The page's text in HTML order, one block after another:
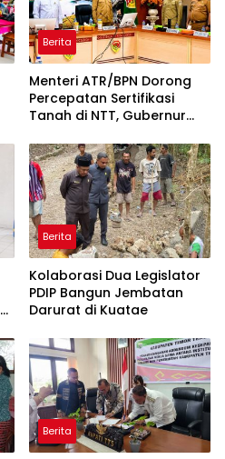
Berita
Menteri ATR/BPN Dorong
Percepatan Sertifikasi
Tanah di NTT, Gubernur
Ruang
Berita
Kolaborasi Dua Legislator
PDIP Bangun Jembatan
Darurat di Kuatae
Berita